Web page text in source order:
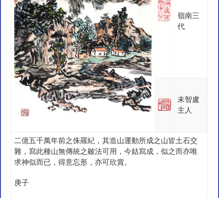
嶺南三
代
未智盧
主人
二億五千萬年前之侏羅紀，其造山運動所成之山皆土石交
雜，寫此種山無傳統之皴法可用，今姑寫成，似之而亦唯
求神似而已，得意忘形，亦可欣賞。
庚子